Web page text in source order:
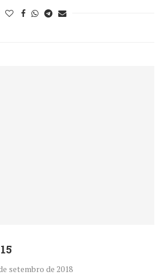
setembro de 2018